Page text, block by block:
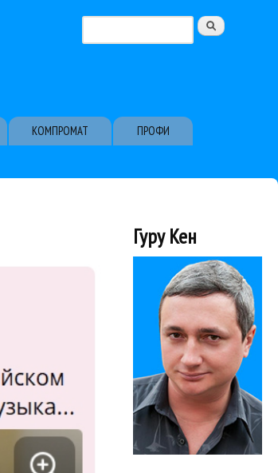
Форма поиска
КОМПРОМАТ
ПРОФИ
Гуру Кен